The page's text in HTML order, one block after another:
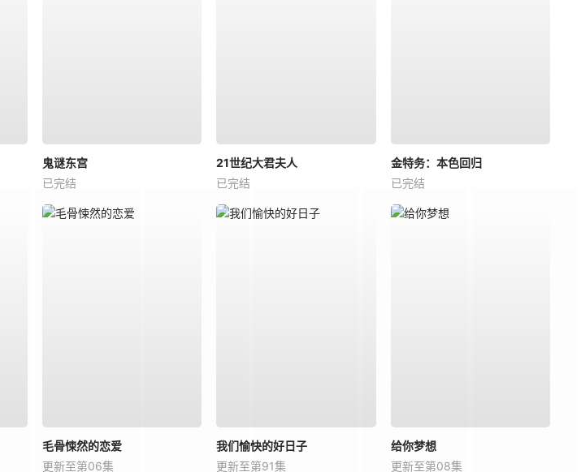
鬼谜东宫
已完结
21世纪大君夫人
已完结
金特务：本色回归
已完结
毛骨悚然的恋爱
更新至第06集
我们愉快的好日子
更新至第91集
给你梦想
更新至第08集